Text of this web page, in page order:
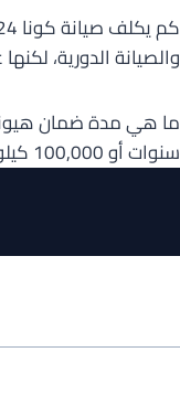
والصيانة الدورية،
سنوات أو 100,000 كيلومتر.